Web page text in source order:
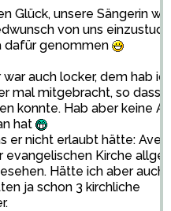
Glück, unsere Sängerin
von uns
dafür genommen
auch locker, dem hab
mal mitgebracht, so dass
konnte. Hab aber keine
hat
er nicht erlaubt hätte: Ave
evangelischen Kirche
Hätte ich aber auch
ja schon 3 kirchliche